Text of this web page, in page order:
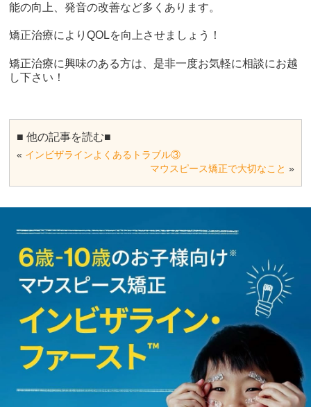
能の向上、発音の改善など多くあります。
矯正治療によりQOLを向上させましょう！
矯正治療に興味のある方は、是非一度お気軽に相談にお越
し下さい！
■ 他の記事を読む■
« インビザラインよくあるトラブル③
マウスピース矯正で大切なこと »